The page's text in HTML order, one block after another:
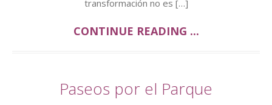
transformación no es […]
CONTINUE READING ...
Paseos por el Parque